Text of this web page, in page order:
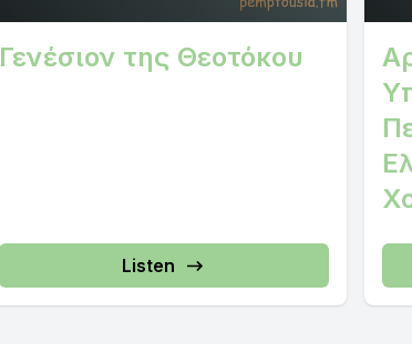
Γενέσιον της Θεοτόκου
Listen